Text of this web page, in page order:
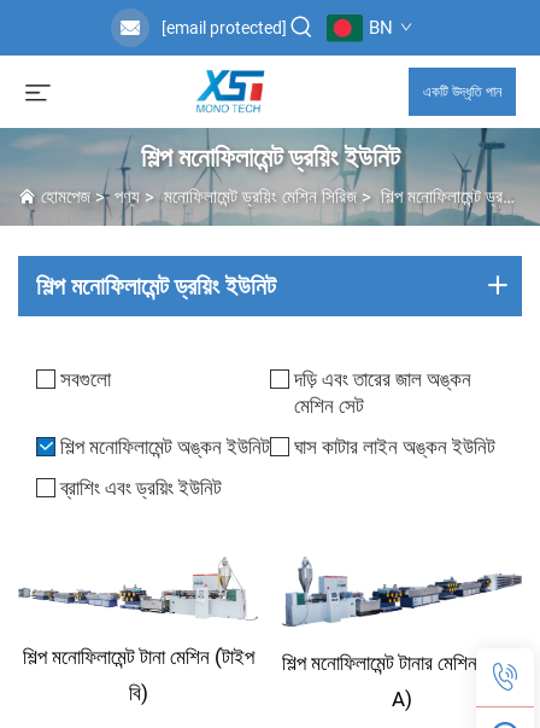
[email protected] BN
একটি উদ্ধৃতি পান
শিল্প মনোফিলামেন্ট ড্রয়িং ইউনিট
হোমপেজ >পণ্য >মনোফিলামেন্ট ড্রয়িং মেশিন সিরিজ > শিল্প মনোফিলামেন্ট ড্রয়িং ইউনিট
শিল্প মনোফিলামেন্ট ড্রয়িং ইউনিট
সবগুলো
দড়ি এবং তারের জাল অঙ্কন
মেশিন সেট
শিল্প মনোফিলামেন্ট অঙ্কন ইউনিট
ঘাস কাটার লাইন অঙ্কন ইউনিট
ব্রাশিং এবং ড্রয়িং ইউনিট
শিল্প মনোফিলামেন্ট টানা মেশিন (টাইপ
বি)
শিল্প মনোফিলামেন্ট টানার মেশিন (টাইপ
A)